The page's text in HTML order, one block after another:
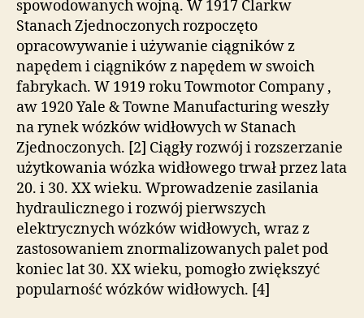
spowodowanych wojną. W 1917 Clarkw
Stanach Zjednoczonych rozpoczęto
opracowywanie i używanie ciągników z
napędem i ciągników z napędem w swoich
fabrykach. W 1919 roku Towmotor Company ,
aw 1920 Yale & Towne Manufacturing weszły
na rynek wózków widłowych w Stanach
Zjednoczonych. [2] Ciągły rozwój i rozszerzanie
użytkowania wózka widłowego trwał przez lata
20. i 30. XX wieku. Wprowadzenie zasilania
hydraulicznego i rozwój pierwszych
elektrycznych wózków widłowych, wraz z
zastosowaniem znormalizowanych palet pod
koniec lat 30. XX wieku, pomogło zwiększyć
popularność wózków widłowych. [4]